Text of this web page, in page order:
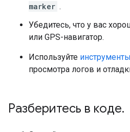
marker .
Убедитесь, что у вас
или GPS-навигатор.
Используйте
просмотра логов и
Разберитесь в коде.